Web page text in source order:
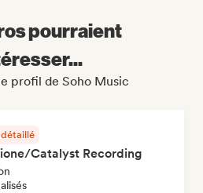
pourraient
profil de Soho Music
Catalyst Recording